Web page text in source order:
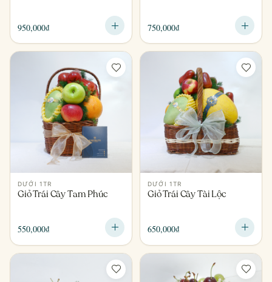
950,000₫ 750,000₫
DƯỚI 1TR
Giỏ Trái Cây Tam Phúc
550,000₫
DƯỚI 1TR
Giỏ Trái Cây Tài Lộc
650,000₫